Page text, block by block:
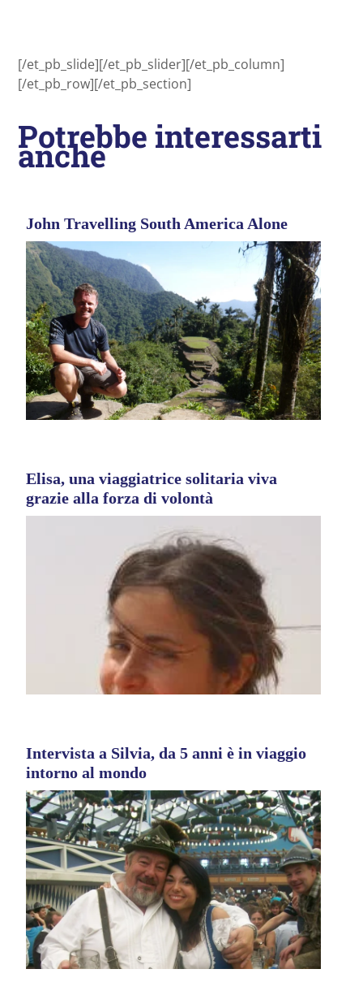
[/et_pb_slide][/et_pb_slider][/et_pb_column]
[/et_pb_row][/et_pb_section]
Potrebbe interessarti
anche
John Travelling South America Alone
Elisa, una viaggiatrice solitaria viva
grazie alla forza di volontà
Intervista a Silvia, da 5 anni è in viaggio
intorno al mondo